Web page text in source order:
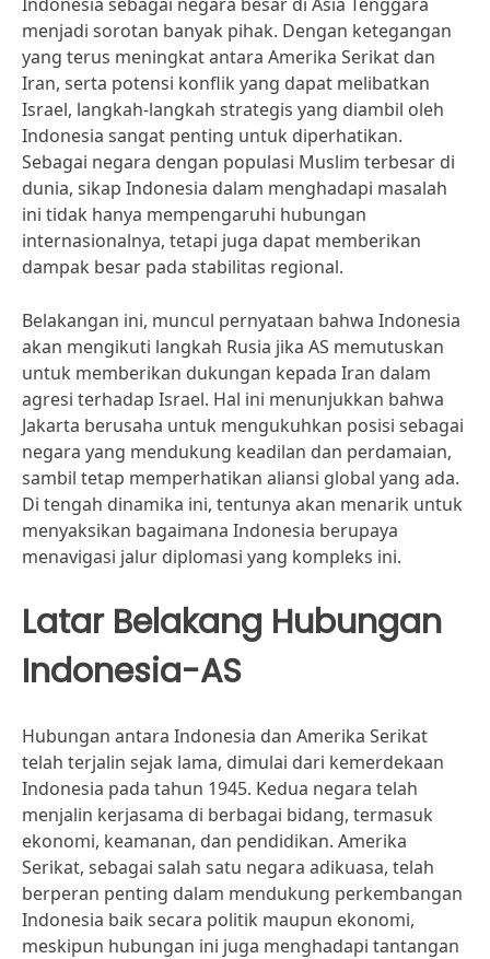
menjadi sorotan banyak pihak. Dengan ketegangan
yang terus meningkat antara Amerika Serikat dan
Iran, serta potensi konflik yang dapat melibatkan
Israel, langkah-langkah strategis yang diambil oleh
Indonesia sangat penting untuk diperhatikan.
Sebagai negara dengan populasi Muslim terbesar di
dunia, sikap Indonesia dalam menghadapi masalah
ini tidak hanya mempengaruhi hubungan
internasionalnya, tetapi juga dapat memberikan
dampak besar pada stabilitas regional.
Belakangan ini, muncul pernyataan bahwa Indonesia
akan mengikuti langkah Rusia jika AS memutuskan
untuk memberikan dukungan kepada Iran dalam
agresi terhadap Israel. Hal ini menunjukkan bahwa
Jakarta berusaha untuk mengukuhkan posisi sebagai
negara yang mendukung keadilan dan perdamaian,
sambil tetap memperhatikan aliansi global yang ada.
Di tengah dinamika ini, tentunya akan menarik untuk
menyaksikan bagaimana Indonesia berupaya
menavigasi jalur diplomasi yang kompleks ini.
Latar Belakang Hubungan
Indonesia-AS
Hubungan antara Indonesia dan Amerika Serikat
telah terjalin sejak lama, dimulai dari kemerdekaan
Indonesia pada tahun 1945. Kedua negara telah
menjalin kerjasama di berbagai bidang, termasuk
ekonomi, keamanan, dan pendidikan. Amerika
Serikat, sebagai salah satu negara adikuasa, telah
berperan penting dalam mendukung perkembangan
Indonesia baik secara politik maupun ekonomi,
meskipun hubungan ini juga menghadapi tantangan